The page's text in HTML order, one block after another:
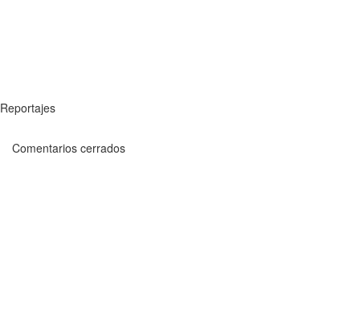
Reportajes
Comentarios cerrados